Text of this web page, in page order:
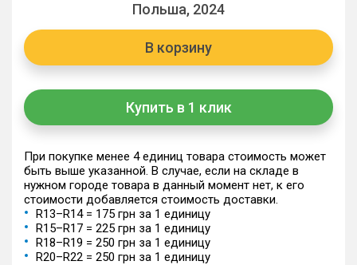
Польша, 2024
В корзину
Купить в 1 клик
При покупке менее 4 единиц товара стоимость может
быть выше указанной. В случае, если на складе в
нужном городе товара в данный момент нет, к его
стоимости добавляется стоимость доставки.
R13–R14 = 175 грн за 1 единицу
R15–R17 = 225 грн за 1 единицу
R18–R19 = 250 грн за 1 единицу
R20–R22 = 250 грн за 1 единицу